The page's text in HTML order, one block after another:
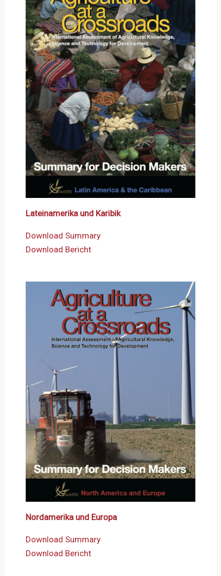
Lateinamerika und Karibik
Download Summary
Download Bericht
Nordamerika und Europa
Download Summary
Download Bericht